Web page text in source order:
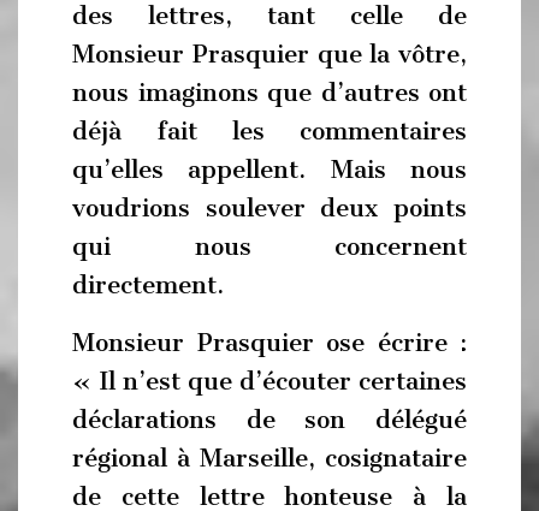
des lettres, tant celle de
Monsieur Prasquier que la vôtre,
nous imaginons que d’autres ont
déjà fait les commentaires
qu’elles appellent. Mais nous
voudrions soulever deux points
qui nous concernent
directement.
Monsieur Prasquier ose écrire :
« Il n’est que d’écouter certaines
déclarations de son délégué
régional à Marseille, cosignataire
de cette lettre honteuse à la